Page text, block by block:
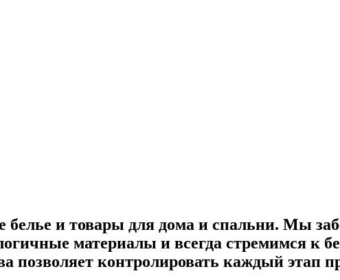
белье и товары для дома и спальни. Мы
материалы и всегда стремимся к
позволяет контролировать каждый этап